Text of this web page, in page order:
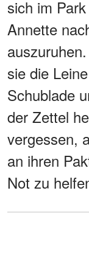
sich im
Annette
sie die
Schublade
der Zettel
vergessen,
an ihren
Not zu